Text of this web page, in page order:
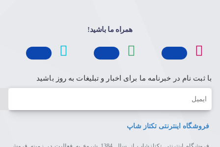
همراه ما باشید!
با ثبت نام در خبرنامه ما برای اخبار و تبلیغات به روز باشید
ایمیل
فروشگاه اینترنتی تکتاز شاپ